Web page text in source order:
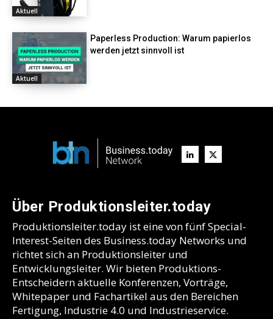
Aktuell
Aktuell
Paperless Production: Warum papierlos
werden jetzt sinnvoll ist
Über Produktionsleiter.today
Produktionsleiter.today ist eine von fünf Special-
Interest-Seiten des Business.today Networks und
richtet sich an Produktionsleiter und
Entwicklungsleiter. Wir bieten Produktions-
Entscheidern aktuelle Konferenzen, Vorträge,
Whitepaper und Fachartikel aus den Bereichen
Fertigung, Industrie 4.0 und Industrieservice.